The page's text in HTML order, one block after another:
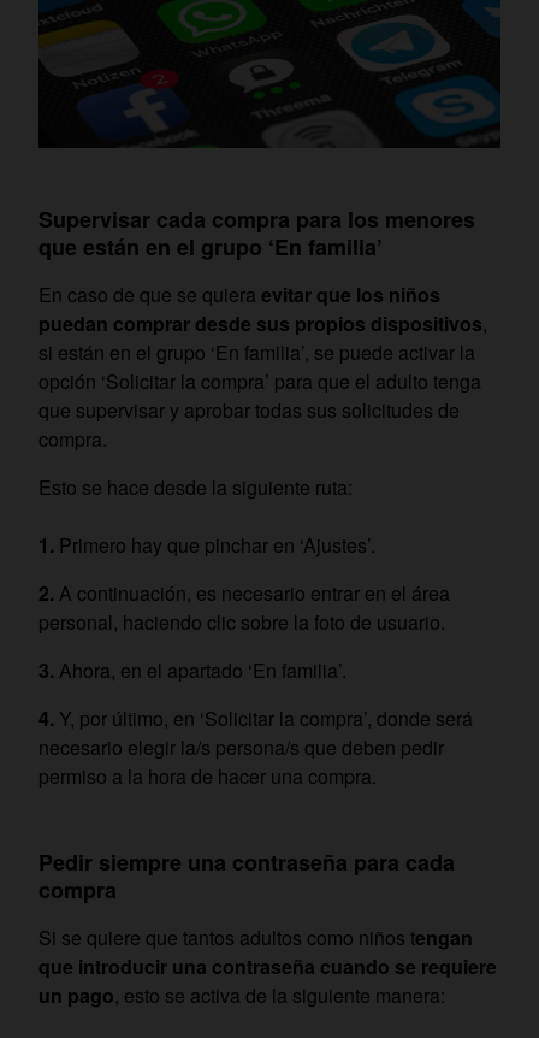
Supervisar cada compra para los menores
que están en el grupo ‘En familia’
En caso de que se quiera evitar que los niños
puedan comprar desde sus propios dispositivos,
si están en el grupo ‘En familia’, se puede activar la
opción ‘Solicitar la compra’ para que el adulto tenga
que supervisar y aprobar todas sus solicitudes de
compra.
Esto se hace desde la siguiente ruta:
Primero hay que pinchar en ‘Ajustes’.
A continuación, es necesario entrar en el área
personal, haciendo clic sobre la foto de usuario.
Ahora, en el apartado ‘En familia’.
Y, por último, en ‘Solicitar la compra’, donde será
necesario elegir la/s persona/s que deben pedir
permiso a la hora de hacer una compra.
Pedir siempre una contraseña para cada
compra
Si se quiere que tantos adultos como niños tengan
que introducir una contraseña cuando se requiere
un pago, esto se activa de la siguiente manera: